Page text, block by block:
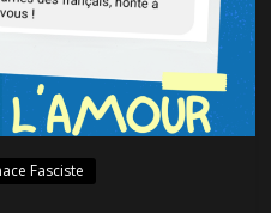
Fasciste